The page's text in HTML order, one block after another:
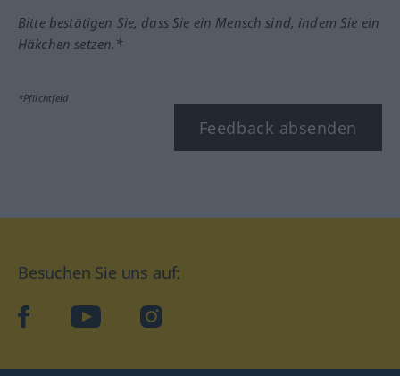
Bitte bestätigen Sie, dass Sie ein Mensch sind, indem Sie ein
Häkchen setzen.*
*Pflichtfeld
Feedback absenden
Besuchen Sie uns auf:
facebookYouTube Instagram